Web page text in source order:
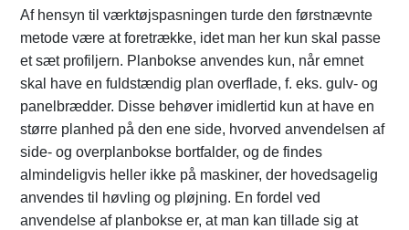
Af hensyn til værktøjspasningen turde den førstnævnte
metode være at foretrække, idet man her kun skal passe
et sæt profiljern. Planbokse anvendes kun, når emnet
skal have en fuldstændig plan overflade, f. eks. gulv- og
panelbrædder. Disse behøver imidlertid kun at have en
større planhed på den ene side, hvorved anvendelsen af
side- og overplanbokse bortfalder, og de findes
almindeligvis heller ikke på maskiner, der hovedsagelig
anvendes til høvling og pløjning. En fordel ved
anvendelse af planbokse er, at man kan tillade sig at